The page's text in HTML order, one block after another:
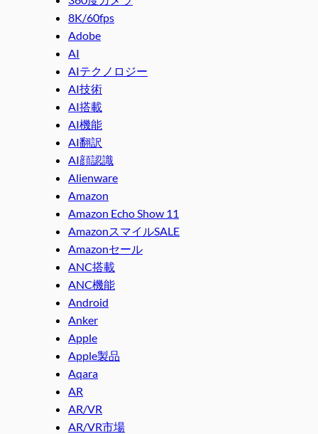
8K/60fps
Adobe
AI
AIテクノロジー
AI技術
AI搭載
AI機能
AI翻訳
AI顔認識
Alienware
Amazon
Amazon Echo Show 11
AmazonスマイルSALE
Amazonセール
ANC搭載
ANC機能
Android
Anker
Apple
Apple製品
Aqara
AR
AR/VR
AR/VR市場